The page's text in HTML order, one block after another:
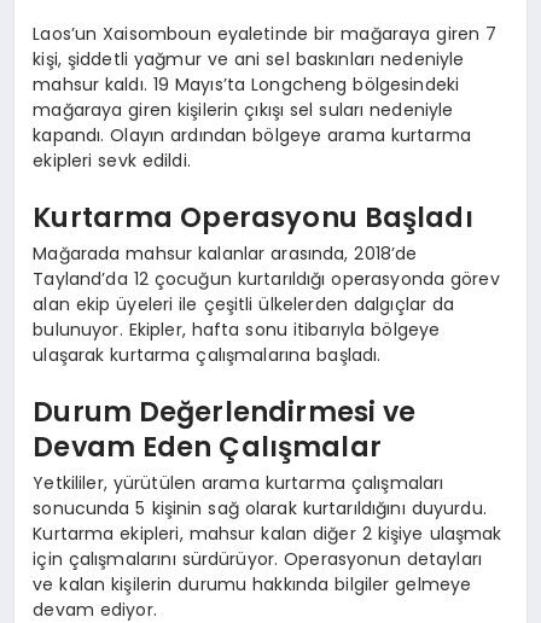
Laos’un Xaisomboun eyaletinde bir mağaraya giren 7
kişi, şiddetli yağmur ve ani sel baskınları nedeniyle
mahsur kaldı. 19 Mayıs’ta Longcheng bölgesindeki
mağaraya giren kişilerin çıkışı sel suları nedeniyle
kapandı. Olayın ardından bölgeye arama kurtarma
ekipleri sevk edildi.
Kurtarma Operasyonu Başladı
Mağarada mahsur kalanlar arasında, 2018’de
Tayland’da 12 çocuğun kurtarıldığı operasyonda görev
alan ekip üyeleri ile çeşitli ülkelerden dalgıçlar da
bulunuyor. Ekipler, hafta sonu itibarıyla bölgeye
ulaşarak kurtarma çalışmalarına başladı.
Durum Değerlendirmesi ve
Devam Eden Çalışmalar
Yetkililer, yürütülen arama kurtarma çalışmaları
sonucunda 5 kişinin sağ olarak kurtarıldığını duyurdu.
Kurtarma ekipleri, mahsur kalan diğer 2 kişiye ulaşmak
için çalışmalarını sürdürüyor. Operasyonun detayları
ve kalan kişilerin durumu hakkında bilgiler gelmeye
devam ediyor.